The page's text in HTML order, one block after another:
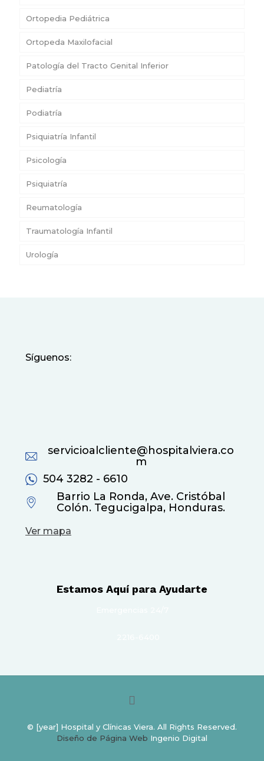
Ortopedia Pediátrica
Ortopeda Maxilofacial
Patología del Tracto Genital Inferior
Pediatría
Podiatría
Psiquiatría Infantil
Psicología
Psiquiatría
Reumatología
Traumatología Infantil
Urología
Síguenos:
servicioalcliente@hospitalviera.co
m
504 3282 - 6610
Barrio La Ronda, Ave. Cristóbal
Colón. Tegucigalpa, Honduras.
Ver mapa
Estamos Aquí para Ayudarte
© [year] Hospital y Clínicas Viera. All Rights Reserved.
Diseño de Página Web Ingenio Digital